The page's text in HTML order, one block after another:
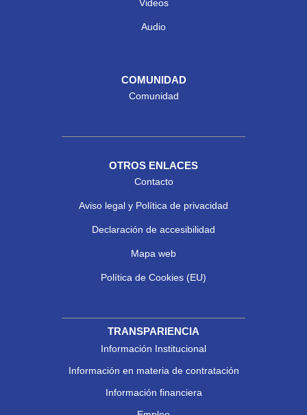
Videos
Audio
COMUNIDAD
Comunidad
OTROS ENLACES
Contacto
Aviso legal y Política de privacidad
Declaración de accesibilidad
Mapa web
Política de Cookies (EU)
TRANSPARIENCIA
Información Institucional
Información en materia de contratación
Información financiera